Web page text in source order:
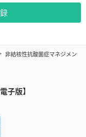
非結核性抗酸菌症マネジメン
子版】